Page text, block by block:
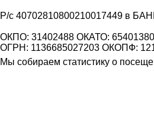
Р/с 40702810800210017449 в
ОКПО: 31402488 ОКАТО:
ОГРН: 1136685027203 ОКОПФ:
Мы собираем статистику о